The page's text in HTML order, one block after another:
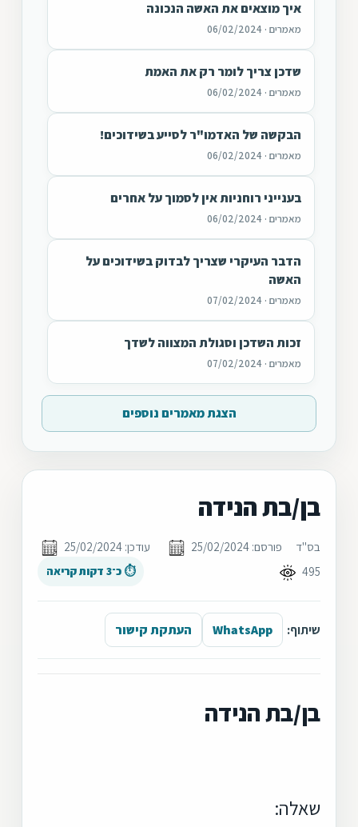
איך מוצאים את האשה הנכונה
מאמרים · 06/02/2024
שדכן צריך לומר רק את האמת
מאמרים · 06/02/2024
הבקשה של האדמו"ר לסייע בשידוכים!
מאמרים · 06/02/2024
בענייני רוחניות אין לסמוך על אחרים
מאמרים · 06/02/2024
הדבר העיקרי שצריך לבדוק בשידוכים על
האשה
מאמרים · 07/02/2024
זכות השדכן וסגולת המצווה לשדך
מאמרים · 07/02/2024
הצגת מאמרים נוספים
בן/בת הנידה
בס"ד פורסם: 25/02/2024
עודכן: 25/02/2024
495
⏱ כ־3 דקות קריאה
שיתוף: WhatsApp העתקת קישור
בן/בת הנידה
שאלה: